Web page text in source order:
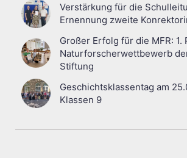
Verstärkung für die
Ernennung zweite
Großer Erfolg für die MFR: 1.
Naturforscherwettbewerb
Stiftung
Geschichtsklassentag am
Klassen 9